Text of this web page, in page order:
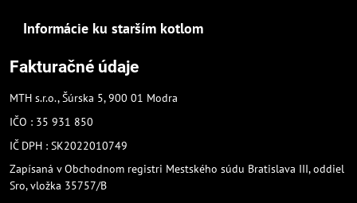
Informácie ku starším kotlom
Fakturačné údaje
MTH s.r.o., Šúrska 5, 900 01 Modra
IČO : 35 931 850
IČ DPH : SK2022010749
Zapísaná v Obchodnom registri Mestského súdu Bratislava III, oddiel
Sro, vložka 35757/B